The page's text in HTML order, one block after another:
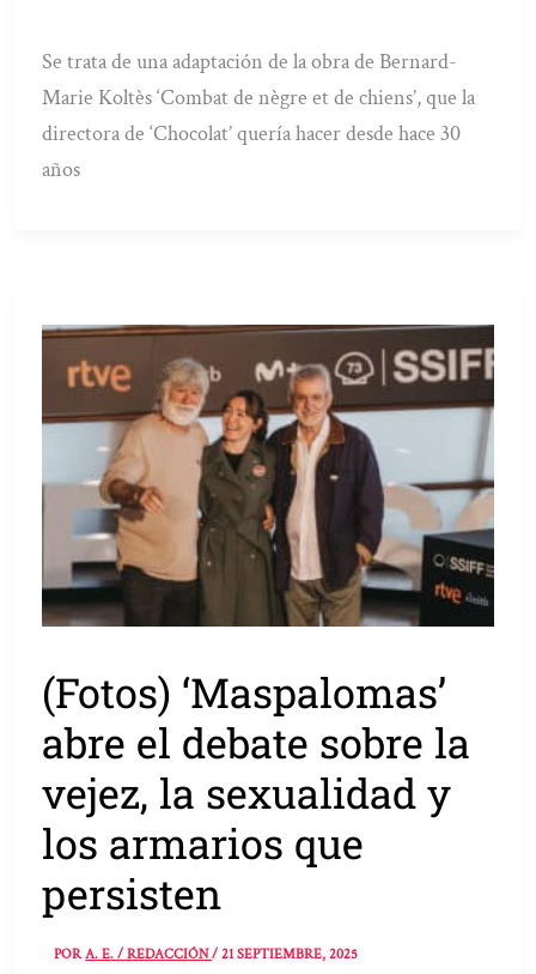
Se trata de una adaptación de la obra de Bernard-
Marie Koltès ‘Combat de nègre et de chiens’, que la
directora de ‘Chocolat’ quería hacer desde hace 30
años
(Fotos) ‘Maspalomas’
abre el debate sobre la
vejez, la sexualidad y
los armarios que
persisten
PORA. E. / REDACCIÓN/21 SEPTIEMBRE, 2025